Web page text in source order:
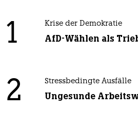
1 Krise der Demokratie
AfD-Wählen als
2 Stressbedingte Ausfälle
Ungesunde